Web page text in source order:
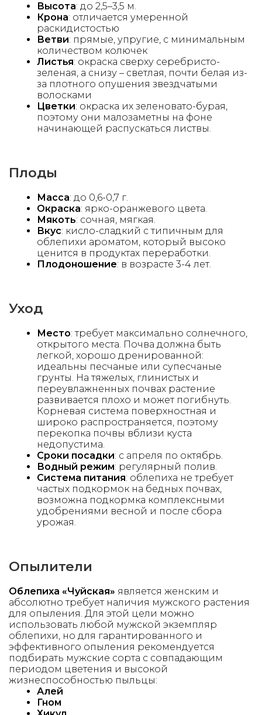
Высота: до 2,5–3,5 м.
Крона: отличается умеренной
раскидистостью
Ветви: прямые, упругие, с минимальным
количеством колючек
Листья: окраска сверху серебристо-
зеленая, а снизу – светлая, почти белая из-
за плотного опушения звездчатыми
волосками
Цветки: окраска их зеленовато-бурая,
поэтому они малозаметны на фоне
начинающей распускаться листвы.
Плоды
Масса: до 0,6-0,7 г.
Окраска: ярко-оранжевого цвета.
Мякоть: сочная, мягкая.
Вкус: кисло-сладкий с типичным для
облепихи ароматом, который высоко
ценится в продуктах переработки.
Плодоношение: в возрасте 3-4 лет.
Уход
Место: требует максимально солнечного,
открытого места. Почва должна быть
легкой, хорошо дренированной:
идеальны песчаные или супесчаные
грунты. На тяжелых, глинистых и
переувлажненных почвах растение
развивается плохо и может погибнуть.
Корневая система поверхностная и
широко распространяется, поэтому
перекопка почвы вблизи куста
недопустима.
Сроки посадки: с апреля по октябрь.
Водный режим: регулярный полив.
Система питания: облепиха не требует
частых подкормок на бедных почвах,
возможна подкормка комплексными
удобрениями весной и после сбора
урожая.
Опылители
Облепиха «Чуйская» является женским и
абсолютно требует наличия мужского растения
для опыления. Для этой цели можно
использовать любой мужской экземпляр
облепихи, но для гарантированного и
эффективного опыления рекомендуется
подбирать мужские сорта с совпадающим
периодом цветения и высокой
жизнеспособностью пыльцы:
Алей
Гном